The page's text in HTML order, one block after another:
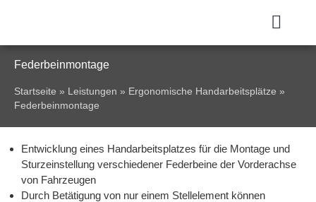
Federbeinmontage
Startseite » Leistungen » Ergonomische Handarbeitsplätze »
Federbeinmontage
Entwicklung eines Handarbeitsplatzes für die Montage und
Sturzeinstellung verschiedener Federbeine der Vorderachse
von Fahrzeugen
Durch Betätigung von nur einem Stellelement können